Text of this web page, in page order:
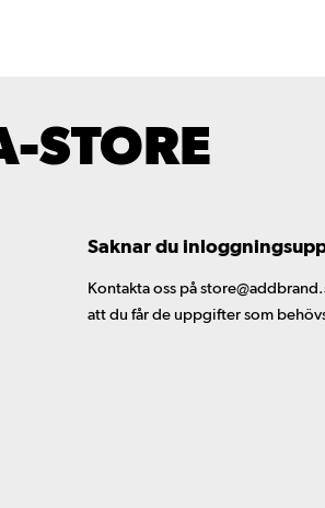
STORE
Saknar du
Kontakta oss på
att du får de uppgifter som